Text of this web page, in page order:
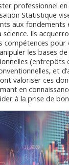
professionnel en
Statistique
aux fondements
science. Ils
compétences pour
les bases
(entrepôts
et
valoriser ces
en
à la prise de